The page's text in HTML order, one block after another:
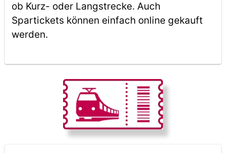
ob Kurz- oder Langstrecke. Auch
Spartickets können einfach online gekauft
werden.